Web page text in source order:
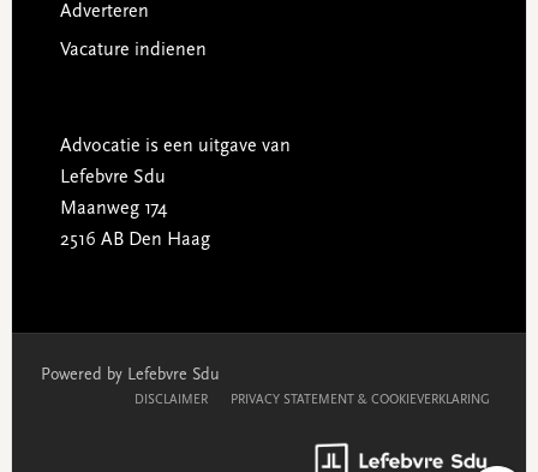
Adverteren
Vacature indienen
Advocatie is een uitgave van
Lefebvre Sdu
Maanweg 174
2516 AB Den Haag
Powered by Lefebvre Sdu
DISCLAIMER PRIVACY STATEMENT & COOKIEVERKLARING